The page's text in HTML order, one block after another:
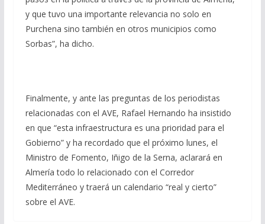
y que tuvo una importante relevancia no solo en
Purchena sino también en otros municipios como
Sorbas”, ha dicho.
Finalmente, y ante las preguntas de los periodistas
relacionadas con el AVE, Rafael Hernando ha insistido
en que “esta infraestructura es una prioridad para el
Gobierno” y ha recordado que el próximo lunes, el
Ministro de Fomento, Iñigo de la Serna, aclarará en
Almería todo lo relacionado con el Corredor
Mediterráneo y traerá un calendario “real y cierto”
sobre el AVE.